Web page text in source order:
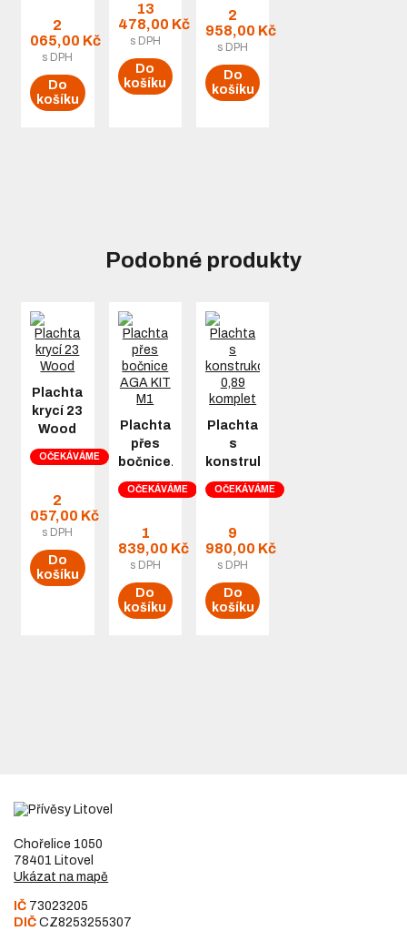
2
065,00 Kč
s DPH
Do
košíku
13
478,00 Kč
s DPH
Do
košíku
2
958,00 Kč
s DPH
Do
košíku
Podobné produkty
Plachta
krycí 23
Wood
OČEKÁVÁME
2
057,00 Kč
s DPH
Do
košíku
Plachta
přes
bočnice…
OČEKÁVÁME
1
839,00 Kč
s DPH
Do
košíku
Plachta
s
konstrukcí…
OČEKÁVÁME
9
980,00 Kč
s DPH
Do
košíku
Chořelice 1050
78401 Litovel
Ukázat na mapě
IČ 73023205
DIČ CZ8253255307